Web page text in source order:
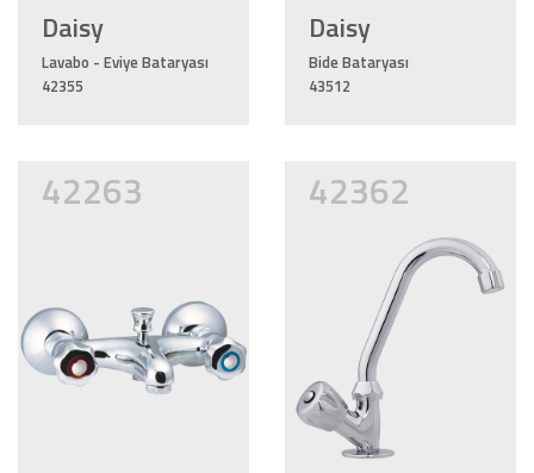
Daisy
Lavabo - Eviye Bataryası
42355
Daisy
Bide Bataryası
43512
42263 42362